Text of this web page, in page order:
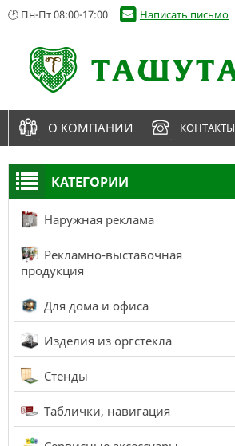
КАТЕГОРИИ
Наружная реклама
Рекламно-выставочная
продукция
Для дома и офиса
Изделия из оргстекла
Стенды
Таблички, навигация
🕑 Пн-Пт 08:00-17:00 Написать письмо
О КОМПАНИИ КОНТАКТЫ